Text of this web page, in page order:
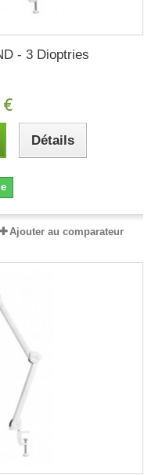
- 3 Dioptries
Détails
Ajouter au comparateur